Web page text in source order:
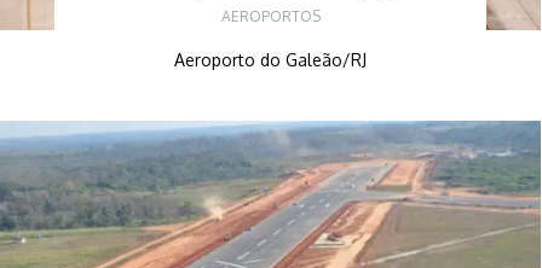
AEROPORTOS
Aeroporto do Galeão/RJ